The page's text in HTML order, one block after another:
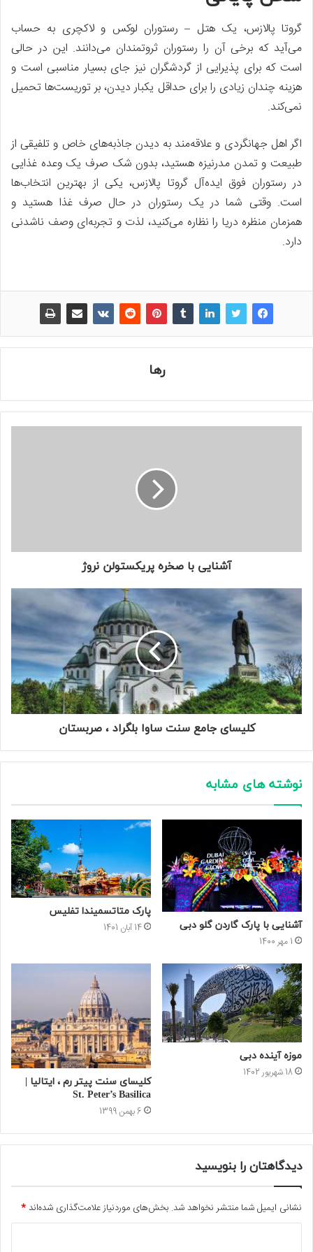
گروتا پالازس، یک هتل – رستوران لوکس و لاکچری به حساب
می‌آید که برخی آن را رستوران ثروتمندان می‌دانند. این در حالی
است که برای پذیرایی از گردشگران نیز جای بسیار مناسبی است و
هزینه چندان زیادی را برای حداقل یکبار دیدن، بر توریست‌ها تحمیل
نمی‌کند.
اگر اهل جهانگردی و علاقه‌مند به دیدن جاذبه‌های خاص و تلفیقی از
طبیعت و تمدن مدرنیزه هستید، بدون شک صرف یک وعده غذایی
در رستوران فوق ایده‌آل گروتا پالازس، یکی از بهترین انتخاب‌ها
است. وقتی شما در یک رستوران در حال صرف غذا هستید و
همزمان منظره دریا را نظاره می‌کنید، لذت و تجربه‌ای وصف ناشدنی
دارد.
رها
آشنایی با صخره پریکستولن نروژ
کلیسای جامع سنت ساوا بلگراد ، صربستان
نوشته های مشابه
آشنایی با پارک گاردن گلو دبی
1 مهر 1400
پارک متاتسمیندا تفلیس
14 آبان 1401
موزه آینده دبی
18 شهریور 1402
کلیسای سنت پیتر رم ، ایتالیا |
St. Peter’s Basilica
6 بهمن 1399
دیدگاهتان را بنویسید
نشانی ایمیل شما منتشر نخواهد شد. بخش‌های موردنیاز علامت‌گذاری شده‌اند*